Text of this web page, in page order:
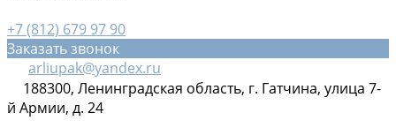
+7 (812) 679 97 90
Заказать звонок
arliupak@yandex.ru
188300, Ленинградская область, г. Гатчина, улица 7-
й Армии, д. 24